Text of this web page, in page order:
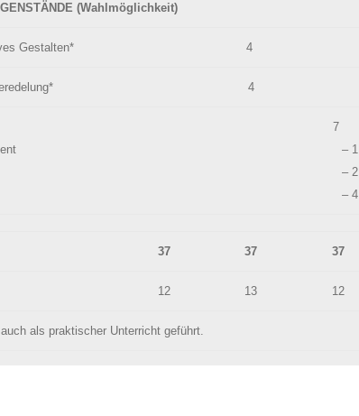
(Wahlmöglichkeit)
Gestalten* 4
4
7
– 1
– 2
– 4
37 37 37
12 13 12
als praktischer Unterricht geführt.